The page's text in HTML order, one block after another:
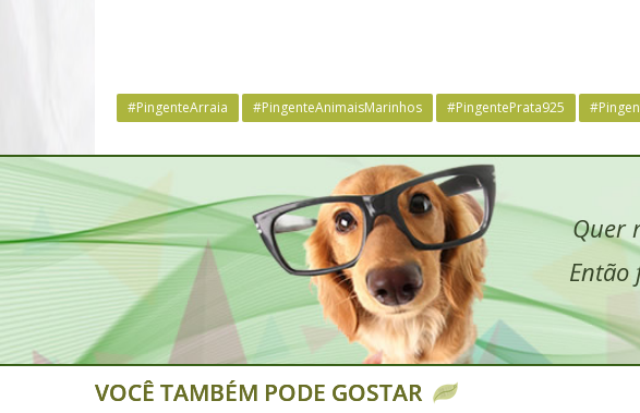
#PingenteArraia #PingenteAnimaisMarinhos #PingentePrata925
Quer
Então
VOCÊ TAMBÉM PODE GOSTAR